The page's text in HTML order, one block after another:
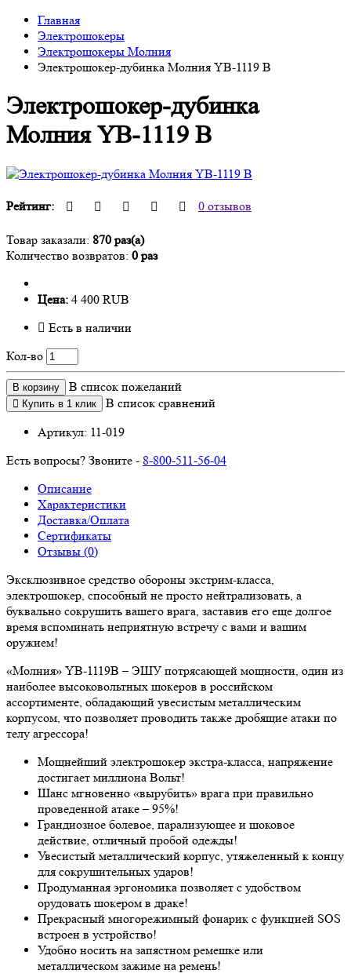
Главная
Электрошокеры
Электрошокеры Молния
Электрошокер-дубинка Молния YB-1119 В
Электрошокер-дубинка
Молния YB-1119 В
Рейтинг: 0 отзывов
Товар заказали: 870 раз(а)
Количество возвратов: 0 раз
Цена: 4 400 RUB
Есть в наличии
Кол-во
В корзину В список пожеланий
Купить в 1 клик
В список сравнений
Артикул: 11-019
Есть вопросы? Звоните - 8-800-511-56-04
Описание
Характеристики
Доставка/Оплата
Сертификаты
Отзывы (0)
Эксклюзивное средство обороны экстрим-класса,
электрошокер, способный не просто нейтрализовать, а
буквально сокрушить вашего врага, заставив его еще долгое
время вспоминать неприятную встречу с вами и вашим
оружием!
«Молния» YB-1119B – ЭШУ потрясающей мощности, один из
наиболее высоковольтных шокеров в российском
ассортименте, обладающий увесистым металлическим
корпусом, что позволяет проводить также дробящие атаки по
телу агрессора!
Мощнейший электрошокер экстра-класса, напряжение
достигает миллиона Вольт!
Шанс мгновенно «вырубить» врага при правильно
проведенной атаке – 95%!
Грандиозное болевое, парализующее и шоковое
действие, отличный пробой одежды!
Увесистый металлический корпус, утяжеленный к концу
для сокрушительных ударов!
Продуманная эргономика позволяет с удобством
орудовать шокером в драке!
Прекрасный многорежимный фонарик с функцией SOS
встроен в устройство!
Удобно носить на запястном ремешке или
металлическом зажиме на ремень!